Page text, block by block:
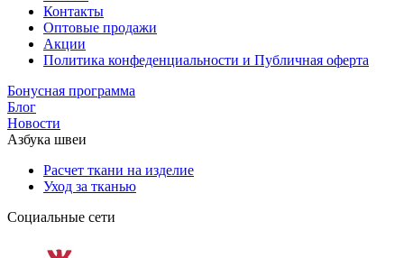
Контакты
Оптовые продажи
Акции
Политика конфеденциальности и Публичная оферта
Бонусная программа
Блог
Новости
Азбука швеи
Расчет ткани на изделие
Уход за тканью
Социальные сети